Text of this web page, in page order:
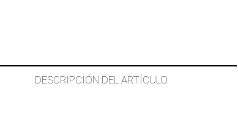
DESCRIPCIÓN DEL ARTÍCULO